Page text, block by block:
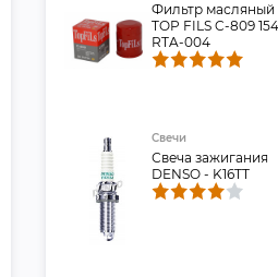
Фильтр масляный
TOP FILS C-809
RTA-004
Свечи
Свеча зажигания
DENSO - K16TT